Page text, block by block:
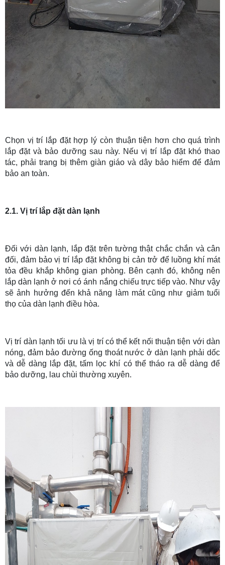
Chọn vị trí lắp đặt hợp lý còn thuận tiện hơn cho quá trình
lắp đặt và bảo dưỡng sau này. Nếu vị trí lắp đặt khó thao
tác, phải trang bị thêm giàn giáo và dây bảo hiểm để đảm
bảo an toàn.
2.1. Vị trí lắp đặt dàn lạnh
Đối với dàn lạnh, lắp đặt trên tường thật chắc chắn và cân
đối, đảm bảo vị trí lắp đặt không bị cản trở để luồng khí mát
tỏa đều khắp không gian phòng. Bên cạnh đó, không nên
lắp dàn lạnh ở nơi có ánh nắng chiếu trực tiếp vào. Như vậy
sẽ ảnh hưởng đến khả năng làm mát cũng như giảm tuổi
thọ của dàn lạnh điều hòa.
Vị trí dàn lạnh tối ưu là vị trí có thể kết nối thuận tiện với dàn
nóng, đảm bảo đường ống thoát nước ở dàn lạnh phải dốc
và dễ dàng lắp đặt, tấm lọc khí có thể tháo ra dễ dàng để
bảo dưỡng, lau chùi thường xuyên.